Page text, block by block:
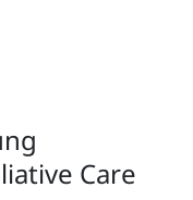
Care